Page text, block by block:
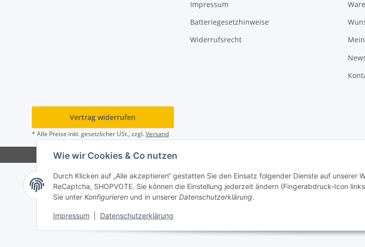
Wie wir Cookies & Co nutzen
Durch Klicken auf „Alle akzeptieren“ gestatten Sie den Einsatz folgender Dienste auf unserer
ReCaptcha, SHOPVOTE. Sie können die Einstellung jederzeit ändern (Fingerabdruck-Icon
Sie unter Konfigurieren und in unserer Datenschutzerklärung.
Impressum Datenschutzerklärung
Impressum
Batteriegesetzhinweise
Widerrufsrecht
Vertrag widerrufen
* Alle Preise inkl. gesetzlicher USt., zzgl.Versand